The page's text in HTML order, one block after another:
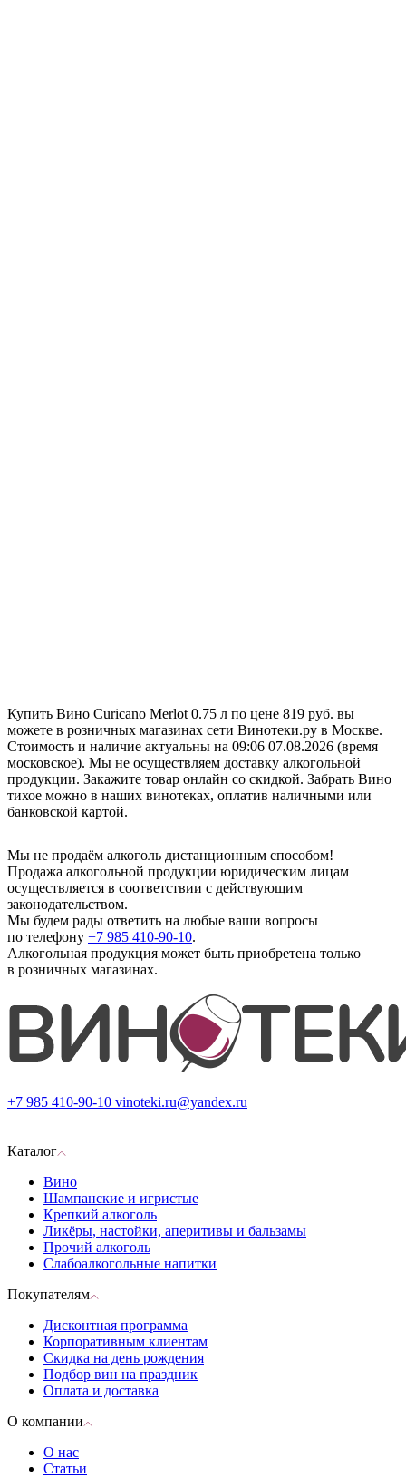
Купить Вино Curicano Merlot 0.75 л по цене 819 руб. вы
можете в розничных магазинах сети Винотеки.ру в Москве.
Стоимость и наличие актуальны на 09:06 07.08.2026 (время
московское). Мы не осуществляем доставку алкогольной
продукции. Закажите товар онлайн со скидкой. Забрать Вино
тихое можно в наших винотеках, оплатив наличными или
банковской картой.
Мы не продаём алкоголь дистанционным способом!
Продажа алкогольной продукции юридическим лицам
осуществляется в соответствии с действующим
законодательством.
Мы будем рады ответить на любые ваши вопросы
по телефону +7 985 410-90-10.
Алкогольная продукция может быть приобретена только
в розничных магазинах.
+7 985 410-90-10 vinoteki.ru@yandex.ru
Каталог
Вино
Шампанские и игристые
Крепкий алкоголь
Ликёры, настойки, аперитивы и бальзамы
Прочий алкоголь
Слабоалкогольные напитки
Покупателям
Дисконтная программа
Корпоративным клиентам
Скидка на день рождения
Подбор вин на праздник
Оплата и доставка
О компании
О нас
Статьи